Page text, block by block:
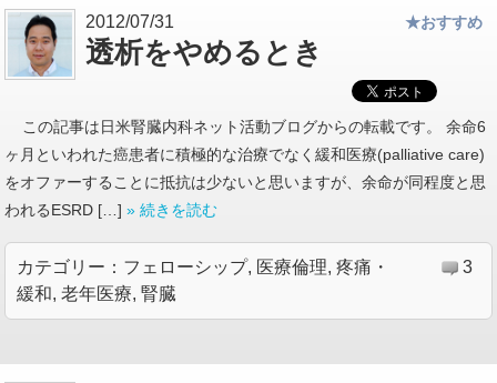
2012/07/31
透析をやめるとき
★おすすめ
この記事は日米腎臓内科ネット活動ブログからの転載です。 余命6
ヶ月といわれた癌患者に積極的な治療でなく緩和医療(palliative care)
をオファーすることに抵抗は少ないと思いますが、余命が同程度と思
われるESRD […] » 続きを読む
カテゴリー： フェローシップ, 医療倫理, 疼痛・
緩和, 老年医療, 腎臓
3